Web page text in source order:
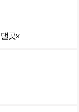
곳x